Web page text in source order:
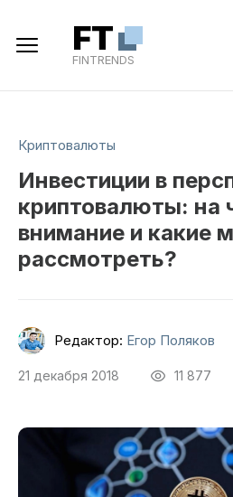
FT
FINTRENDS
Криптовалюты
Инвестиции в
криптовалюты: на
внимание и какие
рассмотреть?
Редактор: Егор Поляков
21 декабря 2018 11 877